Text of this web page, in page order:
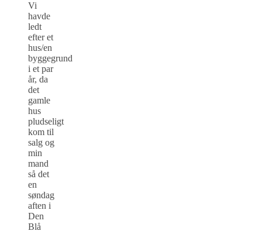
Vi
havde
ledt
efter et
hus/en
byggegrund
i et par
år, da
det
gamle
hus
pludseligt
kom til
salg og
min
mand
så det
en
søndag
aften i
Den
Blå